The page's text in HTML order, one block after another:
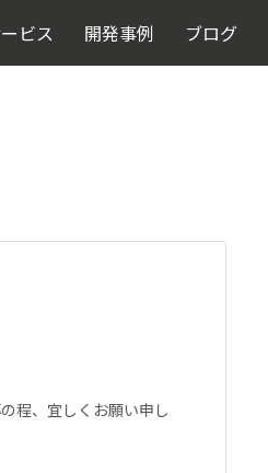
ビス 開発事例 ブログ
程、宜しくお願い申し